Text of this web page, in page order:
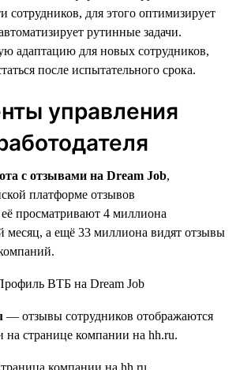
сотрудников, для этого оптимизирует
рутинные задачи.
адаптацию для новых сотрудников,
после испытательного срока.
управления
с отзывами на Dream Job,
платформе отзывов
просматривают 4 миллиона
месяц, а ещё 33 миллиона видят отзывы
— отзывы сотрудников отображаются
на странице компании на hh.ru.